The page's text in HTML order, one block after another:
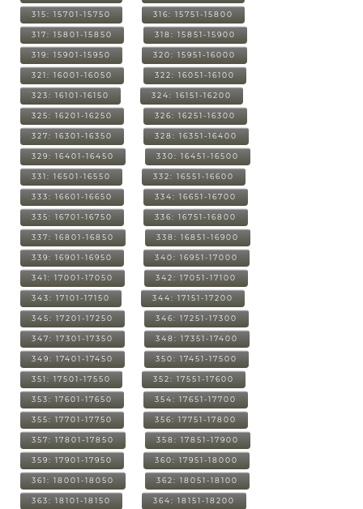
315: 15701-15750 316: 15751-15800
317: 15801-15850 318: 15851-15900
319: 15901-15950 320: 15951-16000
321: 16001-16050 322: 16051-16100
323: 16101-16150 324: 16151-16200
325: 16201-16250 326: 16251-16300
327: 16301-16350 328: 16351-16400
329: 16401-16450 330: 16451-16500
331: 16501-16550 332: 16551-16600
333: 16601-16650 334: 16651-16700
335: 16701-16750 336: 16751-16800
337: 16801-16850 338: 16851-16900
339: 16901-16950 340: 16951-17000
341: 17001-17050 342: 17051-17100
343: 17101-17150 344: 17151-17200
345: 17201-17250 346: 17251-17300
347: 17301-17350 348: 17351-17400
349: 17401-17450 350: 17451-17500
351: 17501-17550 352: 17551-17600
353: 17601-17650 354: 17651-17700
355: 17701-17750 356: 17751-17800
357: 17801-17850 358: 17851-17900
359: 17901-17950 360: 17951-18000
361: 18001-18050 362: 18051-18100
363: 18101-18150 364: 18151-18200